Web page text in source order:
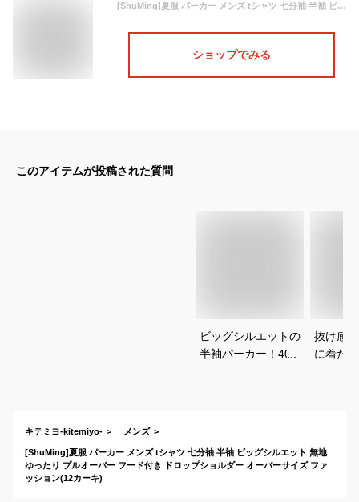
[ShuMing]夏服 パーカー メンズ tシャツ 七分袖 半袖 ビッグシルエット 無地 ゆったり プルオーバー フード付き ドロップショルダー オーバーサイズ ファッション(12カーキ)
ショップでみる
このアイテムが投稿された質問
ビッグシルエットの
半袖パーカー！40代
抜け感
に着た
キテミヨ-kitemiyo- メンズ
[ShuMing]夏服 パーカー メンズ tシャツ 七分袖 半袖 ビッグシルエット 無地
ゆったり プルオーバー フード付き ドロップショルダー オーバーサイズ ファ
ッション(12カーキ)